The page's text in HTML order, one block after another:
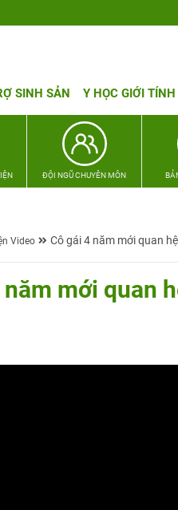
SINH SẢN Y HỌC GIỚI TÍNH
ĐỘI NGŨ CHUYÊN MÔN
Video Cô gái 4 năm mới quan
năm mới quan